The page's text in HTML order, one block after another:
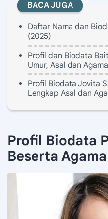
BACA JUGA
Daftar Nama dan
(2025)
Profil dan Biodata
Umur, Asal dan Agama
Profil Biodata Jovita
Lengkap Asal dan
Profil Biodata
Beserta Agama